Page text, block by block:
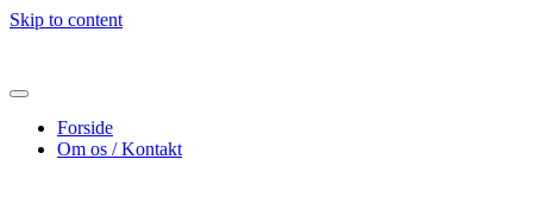
Skip to content
Forside
Om os / Kontakt